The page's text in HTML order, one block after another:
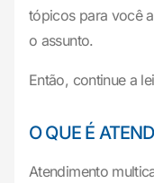
tópicos para você
o assunto.
Então, continue a
O QUE É
Atendimento